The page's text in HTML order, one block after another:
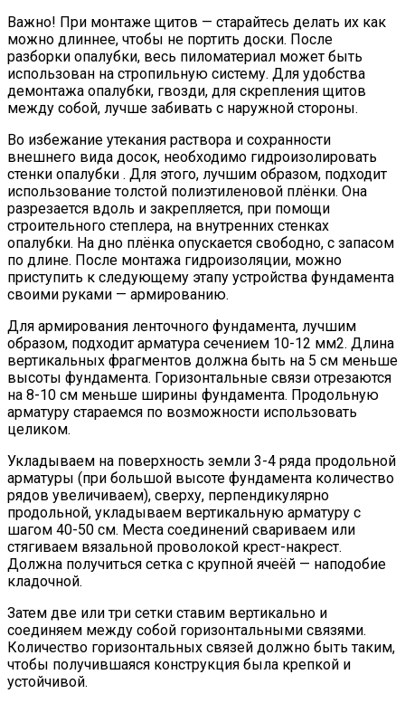
Важно! При монтаже щитов — старайтесь делать их как
можно длиннее, чтобы не портить доски. После
разборки опалубки, весь пиломатериал может быть
использован на стропильную систему. Для удобства
демонтажа опалубки, гвозди, для скрепления щитов
между собой, лучше забивать с наружной стороны.
Во избежание утекания раствора и сохранности
внешнего вида досок, необходимо гидроизолировать
стенки опалубки . Для этого, лучшим образом, подходит
использование толстой полиэтиленовой плёнки. Она
разрезается вдоль и закрепляется, при помощи
строительного степлера, на внутренних стенках
опалубки. На дно плёнка опускается свободно, с запасом
по длине. После монтажа гидроизоляции, можно
приступить к следующему этапу устройства фундамента
своими руками — армированию.
Для армирования ленточного фундамента, лучшим
образом, подходит арматура сечением 10-12 мм2. Длина
вертикальных фрагментов должна быть на 5 см меньше
высоты фундамента. Горизонтальные связи отрезаются
на 8-10 см меньше ширины фундамента. Продольную
арматуру стараемся по возможности использовать
целиком.
Укладываем на поверхность земли 3-4 ряда продольной
арматуры (при большой высоте фундамента количество
рядов увеличиваем), сверху, перпендикулярно
продольной, укладываем вертикальную арматуру с
шагом 40-50 см. Места соединений свариваем или
стягиваем вязальной проволокой крест-накрест.
Должна получиться сетка с крупной ячеёй — наподобие
кладочной.
Затем две или три сетки ставим вертикально и
соединяем между собой горизонтальными связями.
Количество горизонтальных связей должно быть таким,
чтобы получившаяся конструкция была крепкой и
устойчивой.